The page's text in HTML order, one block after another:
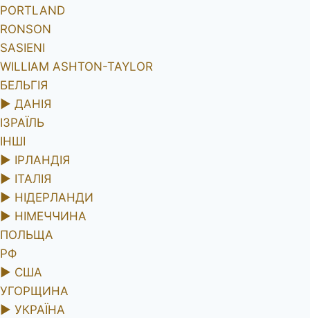
PORTLAND
RONSON
SASIENI
WILLIAM ASHTON-TAYLOR
БЕЛЬГІЯ
► ДАНІЯ
ІЗРАЇЛЬ
ІНШІ
► ІРЛАНДІЯ
► ІТАЛІЯ
► НІДЕРЛАНДИ
► НІМЕЧЧИНА
ПОЛЬЩА
РФ
► США
УГОРЩИНА
► УКРАЇНА